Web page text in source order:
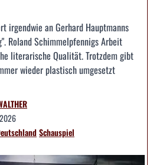
irgendwie an Gerhard Hauptmanns
Roland Schimmelpfennigs Arbeit
literarische Qualität. Trotzdem gibt
wieder plastisch umgesetzt
Schauspiel